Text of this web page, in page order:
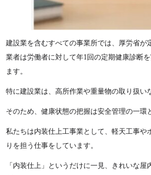
建設業を含むすべての事業所では、厚労省が
業者は労働者に対して年1回の定期健康診断
ます。
特に建設業は、高所作業や重量物の取り扱い
そのため、健康状態の把握は安全管理の一環
私たちは内装仕上工事業として、軽天工事や
りを担う仕事をしています。
「内装仕上」というだけに一見、きれいな